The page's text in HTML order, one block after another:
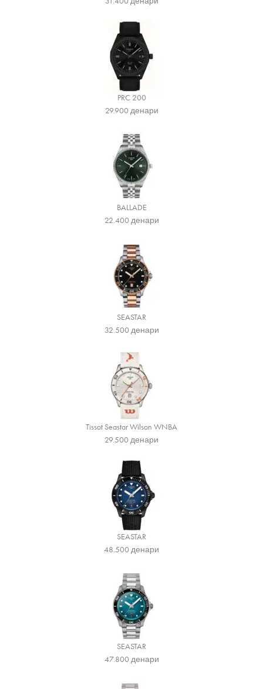
PRC 200
29.900денари
BALLADE
22.400денари
SEASTAR
32.500денари
Tissot Seastar Wilson WNBA
29.500денари
SEASTAR
48.500денари
SEASTAR
47.800денари